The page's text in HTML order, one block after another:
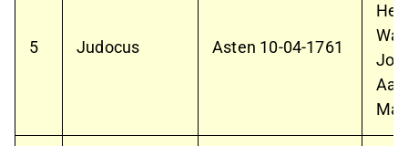
5 Judocus Asten 10-04-1761